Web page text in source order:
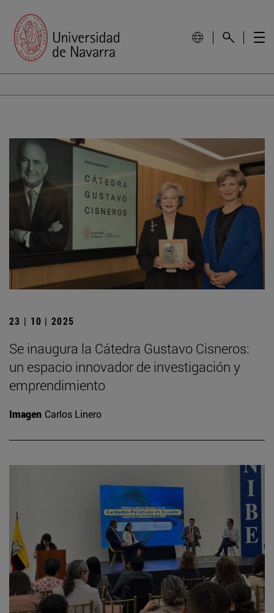
23 | 10 | 2025
Se inaugura la Cátedra Gustavo Cisneros:
un espacio innovador de investigación y
emprendimiento
Imagen Carlos Linero